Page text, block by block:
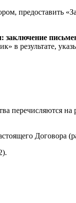
предоставить
в результате,
перечисляются
Договора